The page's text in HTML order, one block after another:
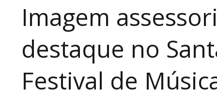
Imagem
destaque no
Festival de